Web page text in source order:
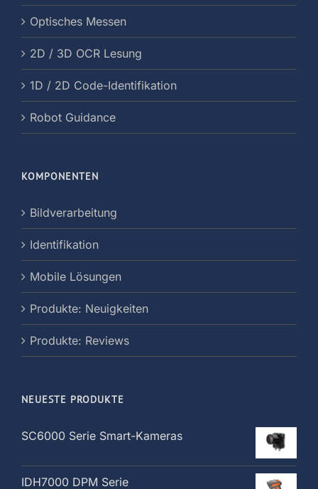
Optisches Messen
2D / 3D OCR Lesung
1D / 2D Code-Identifikation
Robot Guidance
KOMPONENTEN
Bildverarbeitung
Identifikation
Mobile Lösungen
Produkte: Neuigkeiten
Produkte: Reviews
NEUESTE PRODUKTE
SC6000 Serie Smart-Kameras
IDH7000 DPM Serie